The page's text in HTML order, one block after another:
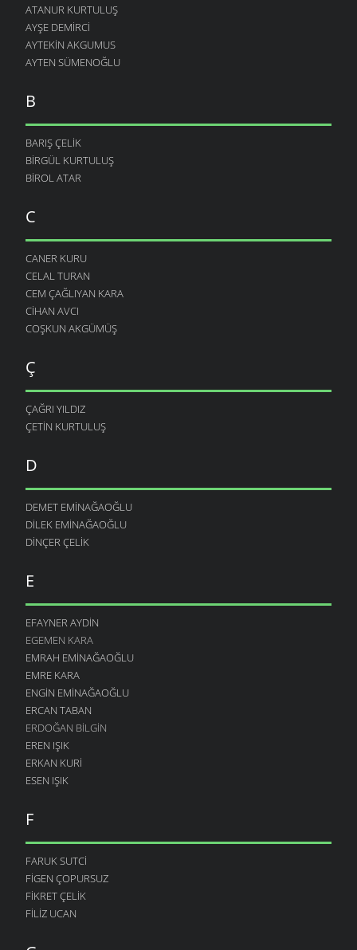
ATANUR KURTULUŞ
AYŞE DEMIRCI
AYTEKIN AKGUMUS
AYTEN SÜMENOĞLU
B
BARIŞ ÇELIK
BIRGÜL KURTULUŞ
BIROL ATAR
C
CANER KURU
CELAL TURAN
CEM ÇAĞLIYAN KARA
CIHAN AVCI
COŞKUN AKGÜMÜŞ
Ç
ÇAĞRI YILDIZ
ÇETIN KURTULUŞ
D
DEMET EMINAĞAOĞLU
DILEK EMINAĞAOĞLU
DINÇER ÇELIK
E
EFAYNER AYDIN
EGEMEN KARA
EMRAH EMINAĞAOĞLU
EMRE KARA
ENGIN EMINAĞAOĞLU
ERCAN TABAN
ERDOĞAN BILGIN
EREN IŞIK
ERKAN KURI
ESEN IŞIK
F
FARUK SUTCI
FIGEN ÇOPURSUZ
FIKRET ÇELIK
FILIZ UCAN